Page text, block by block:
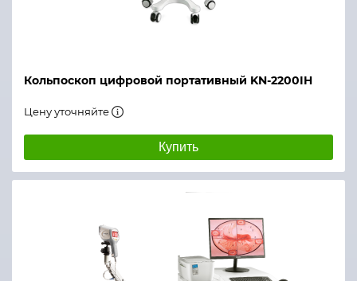
Кольпоскоп цифровой портативный KN-2200IH
Цену уточняйте
Купить